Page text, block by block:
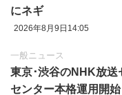
にネギ
2026年8月9日14:05
一般ニュース
東京‪･‬渋谷のNHK放
センター本格運用開始